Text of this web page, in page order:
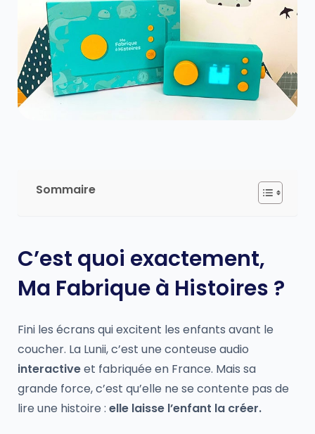
Sommaire
C’est quoi exactement,
Ma Fabrique à Histoires ?
Fini les écrans qui excitent les enfants avant le
coucher. La Lunii, c’est une conteuse audio
interactiveet fabriquée en France. Mais sa
grande force, c’est qu’elle ne se contente pas de
lire une histoire : elle laisse l’enfant la créer.